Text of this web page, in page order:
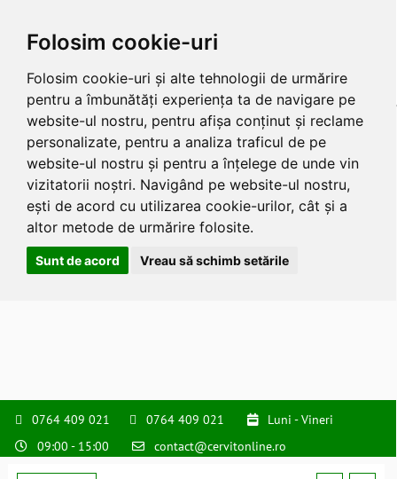
Folosim cookie-uri
Folosim cookie-uri și alte tehnologii de urmărire
pentru a îmbunătăți experiența ta de navigare pe
website-ul nostru, pentru afișa conținut și reclame
personalizate, pentru a analiza traficul de pe
website-ul nostru și pentru a înțelege de unde vin
vizitatorii noștri. Navigând pe website-ul nostru,
ești de acord cu utilizarea cookie-urilor, cât și a
altor metode de urmărire folosite.
Sunt de acord Vreau să schimb setările
0764 409 021 0764 409 021
Luni - Vineri
09:00 - 15:00
contact@cervitonline.ro